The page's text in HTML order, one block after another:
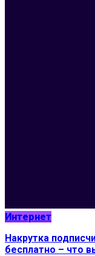
Интернет
Накрутка
бесплатно – что